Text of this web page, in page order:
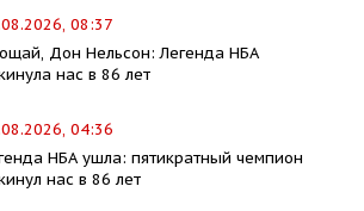
08:37
Дон Нельсон: Легенда НБА
нас в 86 лет
04:36
НБА ушла: пятикратный чемпион
нас в 86 лет